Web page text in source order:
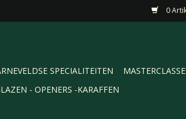
0
SPECIALITEITEN
- OPENERS -KARAFFEN